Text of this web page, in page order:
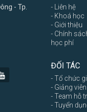
- Tp.
- Liên hệ
- Khoá học
- Giới thiệu
- Chính
học phí
ĐỐI TÁC
- Tổ chức
- Giảng viên
- Team hỗ
- Tuyển